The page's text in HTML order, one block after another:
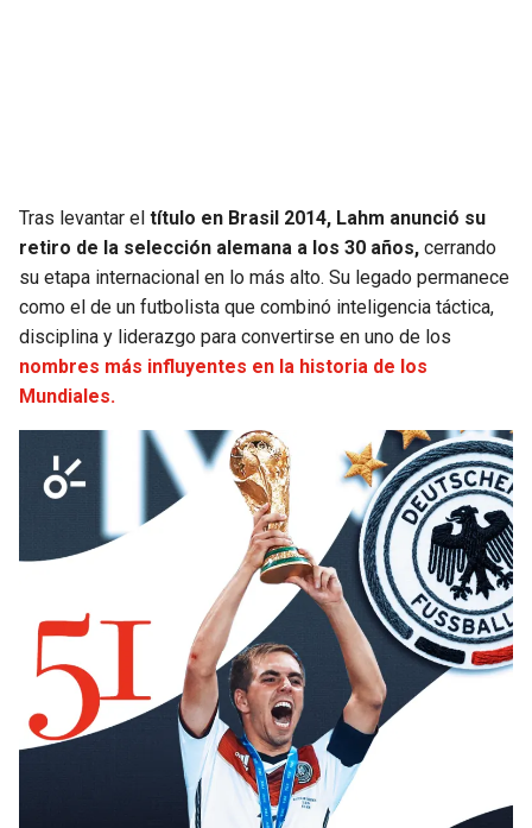
Tras levantar el título en Brasil 2014, Lahm anunció su
retiro de la selección alemana a los 30 años, cerrando
su etapa internacional en lo más alto. Su legado permanece
como el de un futbolista que combinó inteligencia táctica,
disciplina y liderazgo para convertirse en uno de los
nombres más influyentes en la historia de los
Mundiales.